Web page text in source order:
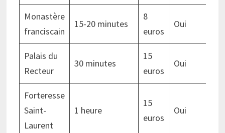
Monastère
franciscain
15-20 minutes
8
euros
Oui
Palais du
Recteur
30 minutes
15
euros
Oui
Forteresse
Saint-
Laurent
1 heure
15
euros
Oui